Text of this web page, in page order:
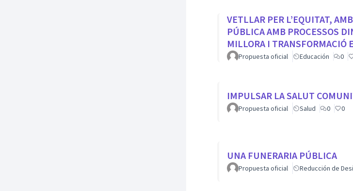
VETLLAR PER L’EQUITAT,
PÚBLICA AMB PROCESSOS
MILLORA I TRANSFORMACIÓ
TOTS ELS CENTRES DE LA
Propuesta oficial Educación 0
IMPULSAR LA SALUT
Propuesta oficial Salud 0 0
UNA FUNERARIA PÚBLICA
Propuesta oficial Reducción de